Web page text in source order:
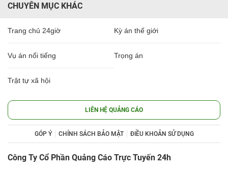
CHUYÊN MỤC KHÁC
Trang chủ 24giờ Kỳ án thế giới
Vụ án nổi tiếng Trọng án
Trật tự xã hội
LIÊN HỆ QUẢNG CÁO
GÓP Ý CHÍNH SÁCH BẢO MẬT ĐIỀU KHOẢN SỬ DỤNG
Công Ty Cổ Phần Quảng Cáo Trực Tuyến 24h